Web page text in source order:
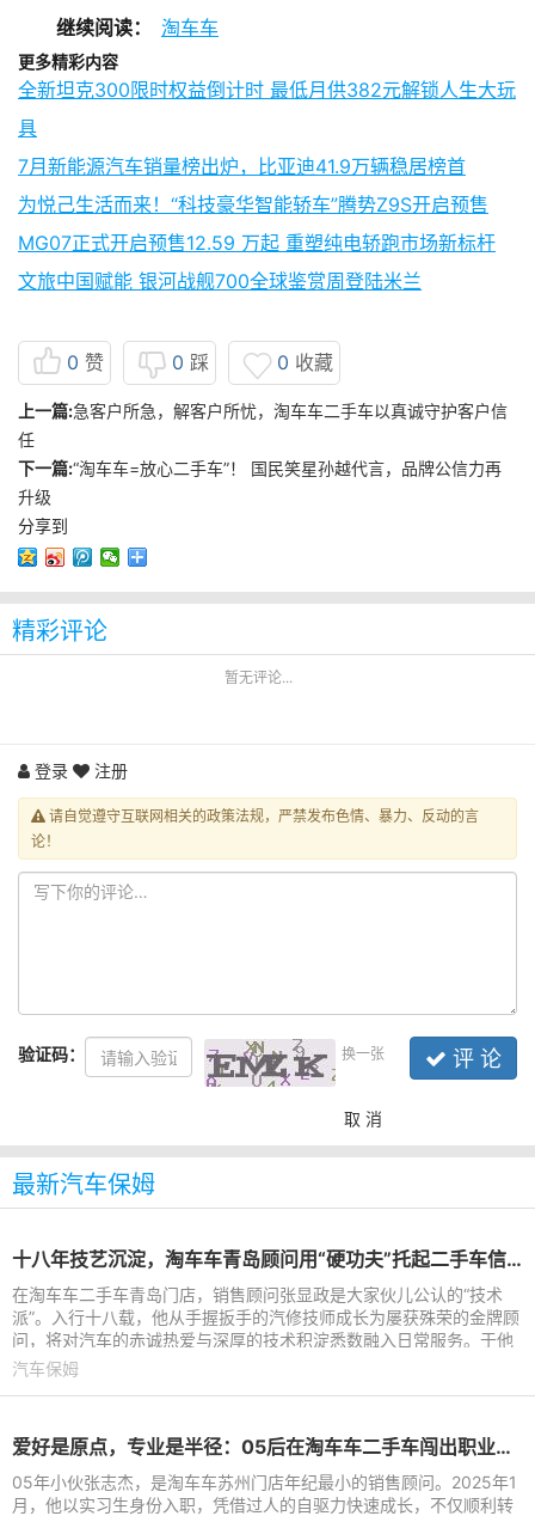
继续阅读： 淘车车
更多精彩内容
全新坦克300限时权益倒计时 最低月供382元解锁人生大玩
具
7月新能源汽车销量榜出炉，比亚迪41.9万辆稳居榜首
为悦己生活而来！“科技豪华智能轿车”腾势Z9S开启预售
MG07正式开启预售12.59 万起 重塑纯电轿跑市场新标杆
文旅中国赋能 银河战舰700全球鉴赏周登陆米兰
0 赞 0 踩 0 收藏
上一篇:急客户所急，解客户所忧，淘车车二手车以真诚守护客户信
任
下一篇:“淘车车=放心二手车”！ 国民笑星孙越代言，品牌公信力再
升级
分享到
精彩评论
暂无评论...
登录 注册
请自觉遵守互联网相关的政策法规，严禁发布色情、暴力、反动的言
论！
验证码： 换一张 评 论
取 消
最新汽车保姆
十八年技艺沉淀，淘车车青岛顾问用“硬功夫”托起二手车信任
在淘车车二手车青岛门店，销售顾问张显政是大家伙儿公认的“技术
派”。入行十八载，他从手握扳手的汽修技师成长为屡获殊荣的金牌顾
问，将对汽车的赤诚热爱与深厚的技术积淀悉数融入日常服务。于他
而言，每一处细微的
汽车保姆
爱好是原点，专业是半径：05后在淘车车二手车闯出职业蓝图
05年小伙张志杰，是淘车车苏州门店年纪最小的销售顾问。2025年1
月，他以实习生身份入职，凭借过人的自驱力快速成长，不仅顺利转